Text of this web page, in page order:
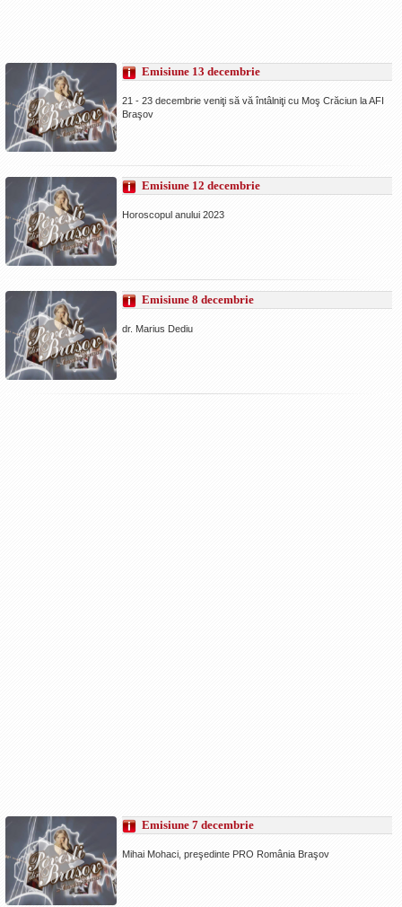
Emisiune 13 decembrie
21 - 23 decembrie veniţi să vă întâlniţi cu Moş Crăciun la AFI
Braşov
Emisiune 12 decembrie
Horoscopul anului 2023
Emisiune 8 decembrie
dr. Marius Dediu
Emisiune 7 decembrie
Mihai Mohaci, preşedinte PRO România Braşov